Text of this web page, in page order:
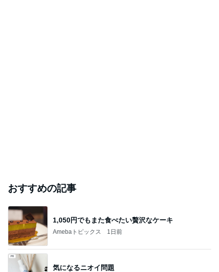
おすすめの記事
1,050円でもまた食べたい贅沢なケーキ
Amebaトピックス 1日前
気になるニオイ問題